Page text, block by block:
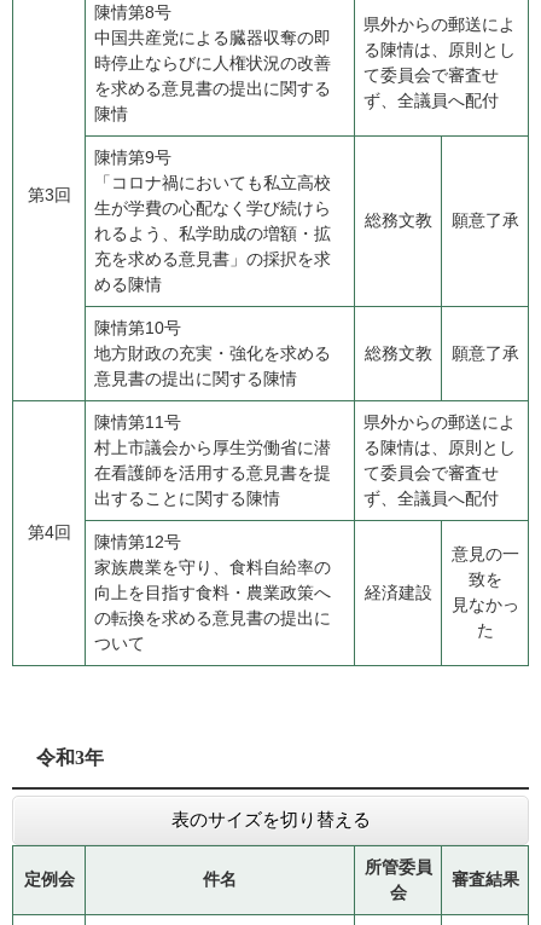
第3回
陳情第8号
​中国共産党による臓器収奪の即
時停止ならびに人権状況の改善
を求める意見書の提出に関する
陳情
県外からの郵送によ
る陳情は、原則とし
て委員会で審査せ
ず、全議員へ配付
陳情第9号
​「コロナ禍においても私立高校
生が学費の心配なく学び続けら
れるよう、私学助成の増額・拡
充を求める意見書」の採択を求
める陳情
総務文教 願意了承
陳情第10号
​地方財政の充実・強化を求める
意見書の提出に関する陳情
総務文教 願意了承
第4回
陳情第11号
​村上市議会から厚生労働省に潜
在看護師を活用する意見書を提
出することに関する陳情
県外からの郵送によ
る陳情は、原則とし
て委員会で審査せ
ず、全議員へ配付
陳情第12号
​家族農業を守り、食料自給率の
向上を目指す食料・農業政策へ
の転換を求める意見書の提出に
ついて
経済建設
意見の一
致を
見なかっ
た
令和3年
表のサイズを切り替える
定例会 件名
所管委員
会
審査結果